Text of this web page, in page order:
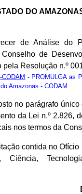
DO
de Análise do
de
Resolução n.º
CODAM - PROMULGA as
Amazonas - CODAM.
no parágrafo único
da Lei n.º 2.826,
nos termos da
contida no Ofício
Ciência,